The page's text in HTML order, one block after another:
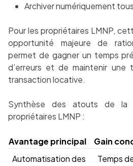
Archiver numériquement
Pour les propriétaires LMNP,
opportunité majeure de
permet de gagner un temps
d’erreurs et de maintenir
transaction locative.
Synthèse des atouts de la
propriétaires LMNP :
Avantage principal Gain
Automatisation des
Temps